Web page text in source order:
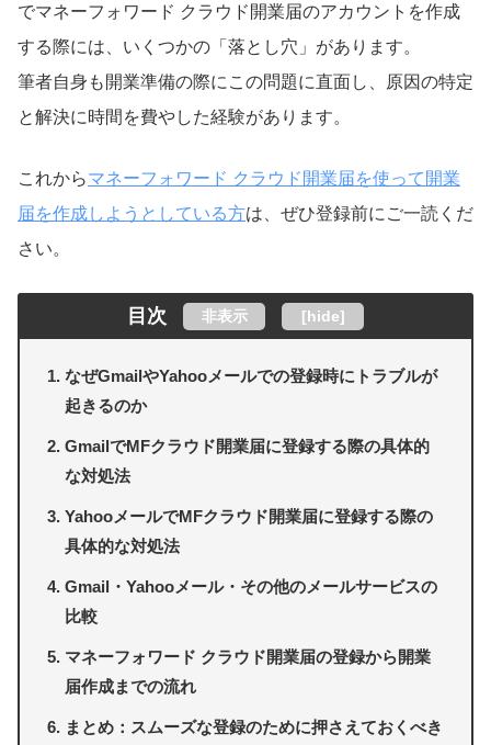
でマネーフォワード クラウド開業届のアカウントを作成
する際には、いくつかの「落とし穴」があります。
筆者自身も開業準備の際にこの問題に直面し、原因の特定
と解決に時間を費やした経験があります。
これからマネーフォワード クラウド開業届を使って開業
届を作成しようとしている方は、ぜひ登録前にご一読くだ
さい。
目次 非表示 [hide]
なぜGmailやYahooメールでの登録時にトラブルが
起きるのか
GmailでMFクラウド開業届に登録する際の具体的
な対処法
YahooメールでMFクラウド開業届に登録する際の
具体的な対処法
Gmail・Yahooメール・その他のメールサービスの
比較
マネーフォワード クラウド開業届の登録から開業
届作成までの流れ
まとめ：スムーズな登録のために押さえておくべき